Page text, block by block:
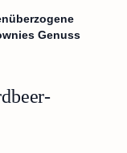
Genuss